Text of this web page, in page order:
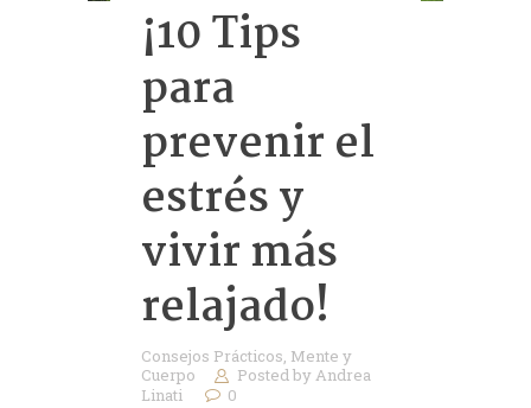
¡10 Tips
para
prevenir el
estrés y
vivir más
relajado!
Consejos Prácticos, Mente y
Cuerpo
Posted byAndrea
Linati
0